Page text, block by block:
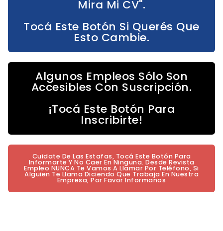
Mira Mi CV".
Tocá Este Botón Si Querés Que
Esto Cambie.
Algunos Empleos Sólo Son
Accesibles Con Suscripción.
¡Tocá Este Botón Para
Inscribirte!
Cuidate De Las Estafas, Tocá Este Botón Para
Informarte Y No Caer En Ninguna. Desde Revista
Empleo NUNCA Te Vamos A Llamar Por Teléfono, Si
Alguien Te Llama Diciendo Que Trabaja En Nuestra
Empresa, Por Favor Informanos